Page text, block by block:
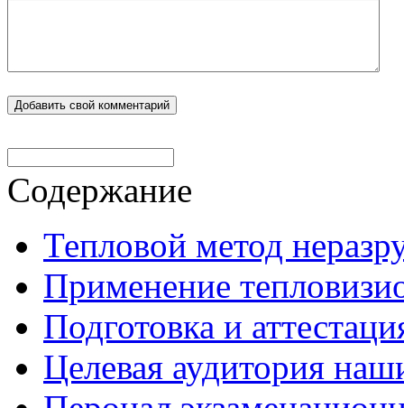
Содержание
Тепловой метод
Применение
Подготовка и
Целевая аудитория